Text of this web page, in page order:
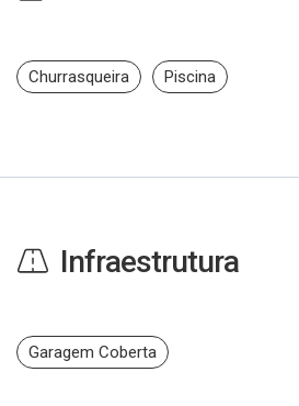
Churrasqueira Piscina
Infraestrutura
Garagem Coberta